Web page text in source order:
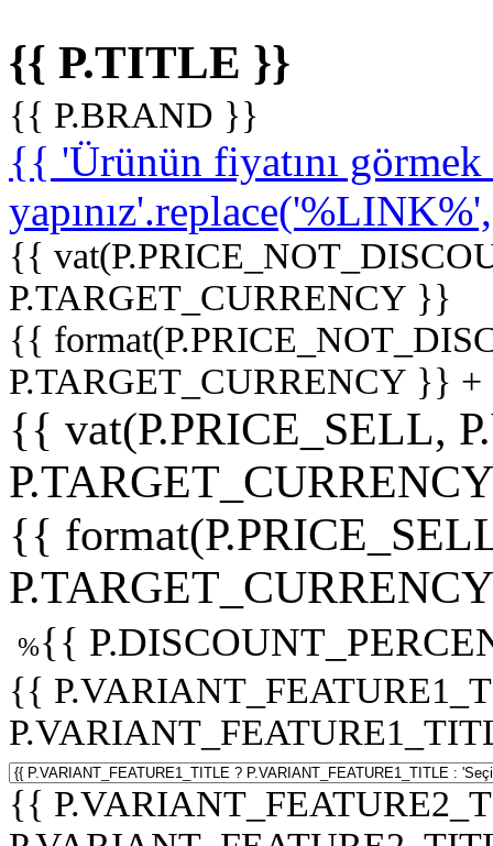
{{ P.TITLE }}
{{ P.BRAND }}
{{ 'Ürünün fiyatını
{{
P.TARGET_CURRENCY }}
{{
P.TARGET_CURRENCY }}
{{ vat(P.PRICE_SELL,
{{
%{{
{{
{{